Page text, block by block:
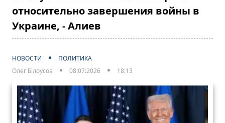
относительно завершения войны в
Украине, - Алиев
НОВОСТИ
ПОЛИТИКА
Олег Білоусов
08:07:2026 18:13